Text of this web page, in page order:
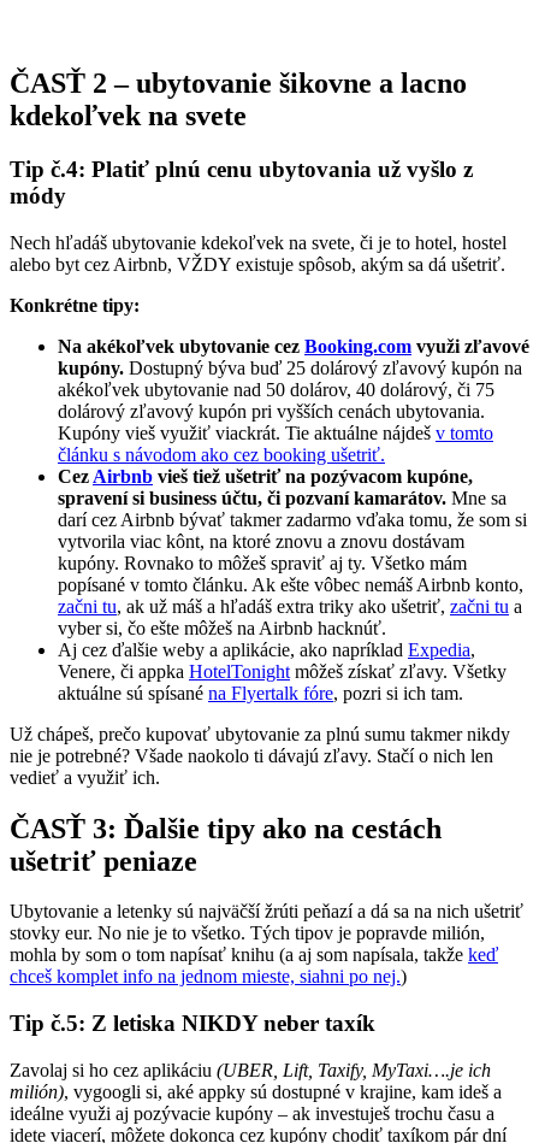
ČASŤ 2 – ubytovanie šikovne a lacno
kdekoľvek na svete
Tip č.4: Platiť plnú cenu ubytovania už vyšlo z
módy
Nech hľadáš ubytovanie kdekoľvek na svete, či je to hotel, hostel
alebo byt cez Airbnb, VŽDY existuje spôsob, akým sa dá ušetriť.
Konkrétne tipy:
Na akékoľvek ubytovanie cez Booking.com využi zľavové
kupóny. Dostupný býva buď 25 dolárový zľavový kupón na
akékoľvek ubytovanie nad 50 dolárov, 40 dolárový, či 75
dolárový zľavový kupón pri vyšších cenách ubytovania.
Kupóny vieš využiť viackrát. Tie aktuálne nájdeš v tomto
článku s návodom ako cez booking ušetriť.
Cez Airbnb vieš tiež ušetriť na pozývacom kupóne,
spravení si business účtu, či pozvaní kamarátov. Mne sa
darí cez Airbnb bývať takmer zadarmo vďaka tomu, že som si
vytvorila viac kônt, na ktoré znovu a znovu dostávam
kupóny. Rovnako to môžeš spraviť aj ty. Všetko mám
popísané v tomto článku. Ak ešte vôbec nemáš Airbnb konto,
začni tu, ak už máš a hľadáš extra triky ako ušetriť, začni tu a
vyber si, čo ešte môžeš na Airbnb hacknúť.
Aj cez ďalšie weby a aplikácie, ako napríklad Expedia,
Venere, či appka HotelTonight môžeš získať zľavy. Všetky
aktuálne sú spísané na Flyertalk fóre, pozri si ich tam.
Už chápeš, prečo kupovať ubytovanie za plnú sumu takmer nikdy
nie je potrebné? Všade naokolo ti dávajú zľavy. Stačí o nich len
vedieť a využiť ich.
ČASŤ 3: Ďalšie tipy ako na cestách
ušetriť peniaze
Ubytovanie a letenky sú najväčší žrúti peňazí a dá sa na nich ušetriť
stovky eur. No nie je to všetko. Tých tipov je popravde milión,
mohla by som o tom napísať knihu (a aj som napísala, takže keď
chceš komplet info na jednom mieste, siahni po nej.)
Tip č.5: Z letiska NIKDY neber taxík
Zavolaj si ho cez aplikáciu (UBER, Lift, Taxify, MyTaxi….je ich
milión), vygoogli si, aké appky sú dostupné v krajine, kam ideš a
ideálne využi aj pozývacie kupóny – ak investuješ trochu času a
idete viacerí, môžete dokonca cez kupóny chodiť taxíkom pár dní